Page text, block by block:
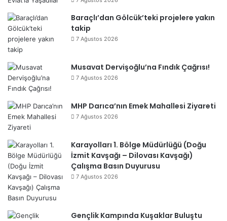
Baraçlı’dan Gölcük’teki projelere yakın
takip
7 Ağustos 2026
Musavat Dervişoğlu’na Fındık Çağrısı!
7 Ağustos 2026
MHP Darıca’nın Emek Mahallesi Ziyareti
7 Ağustos 2026
Karayolları 1. Bölge Müdürlüğü (Doğu
İzmit Kavşağı – Dilovası Kavşağı)
Çalışma Basın Duyurusu
7 Ağustos 2026
Gençlik Kampında Kuşaklar Buluştu